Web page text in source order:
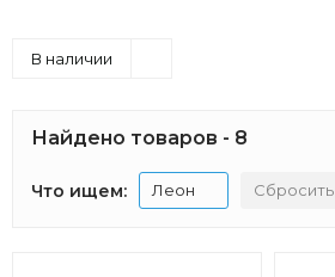
В наличии
Найдено товаров - 8
Что ищем: Леон Сбросить